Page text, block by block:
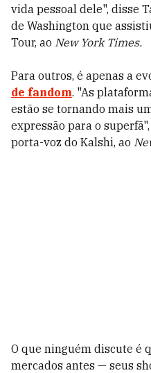
vida pessoal dele", disse
de Washington que
Tour, ao New York Times.
Para outros, é apenas a
de fandom. "As
estão se tornando mais
expressão para o
porta-voz do Kalshi, ao
O que ninguém discute é
mercados antes — seus